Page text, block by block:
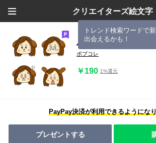
クリエイターズ絵文字
トレンド検索ワードで
出会えるかも！
ハニーの絵文字
ポプコレ
￥190 1%還元
PayPay決済が利用できるようにな
プレゼントする